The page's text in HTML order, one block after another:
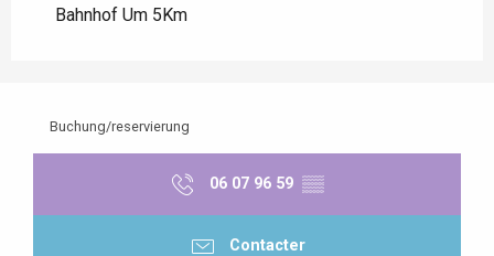
Bahnhof Um 5Km
Buchung/reservierung
06 07 96 59 ▒▒
Contacter